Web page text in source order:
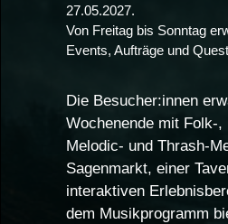
27.05.2027.
Von Freitag bis Sonntag
Events, Aufträge und
Die Besucher:innen
Wochenende mit Folk-,
Melodic- und Thrash-
Sagenmarkt, einer
interaktiven
dem Musikprogramm